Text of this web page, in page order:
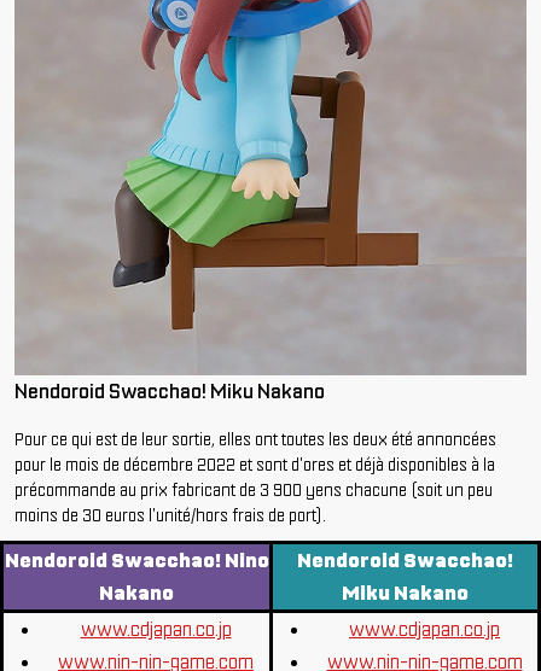
Nendoroid Swacchao! Miku Nakano
Pour ce qui est de leur sortie, elles ont toutes les deux été annoncées
pour le mois de décembre 2022 et sont d'ores et déjà disponibles à la
précommande au prix fabricant de 3 900 yens chacune (soit un peu
moins de 30 euros l'unité/hors frais de port).
Nendoroid Swacchao! Nino
Nakano
Nendoroid Swacchao!
Miku Nakano
www.cdjapan.co.jp
www.nin-nin-game.com
www.cdjapan.co.jp
www.nin-nin-game.com